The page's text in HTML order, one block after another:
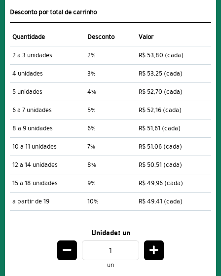
Desconto por total de carrinho
Quantidade Desconto
Valor
2 a 3 unidades
2% R$ 53,80 (cada)
4 unidades
3% R$ 53,25 (cada)
5 unidades
4% R$ 52,70 (cada)
6 a 7 unidades
5% R$ 52,16 (cada)
8 a 9 unidades
6% R$ 51,61 (cada)
10 a 11 unidades
7% R$ 51,06 (cada)
12 a 14 unidades
8% R$ 50,51 (cada)
15 a 18 unidades
9% R$ 49,96 (cada)
a partir de 19
10% R$ 49,41 (cada)
Unidade: un
un